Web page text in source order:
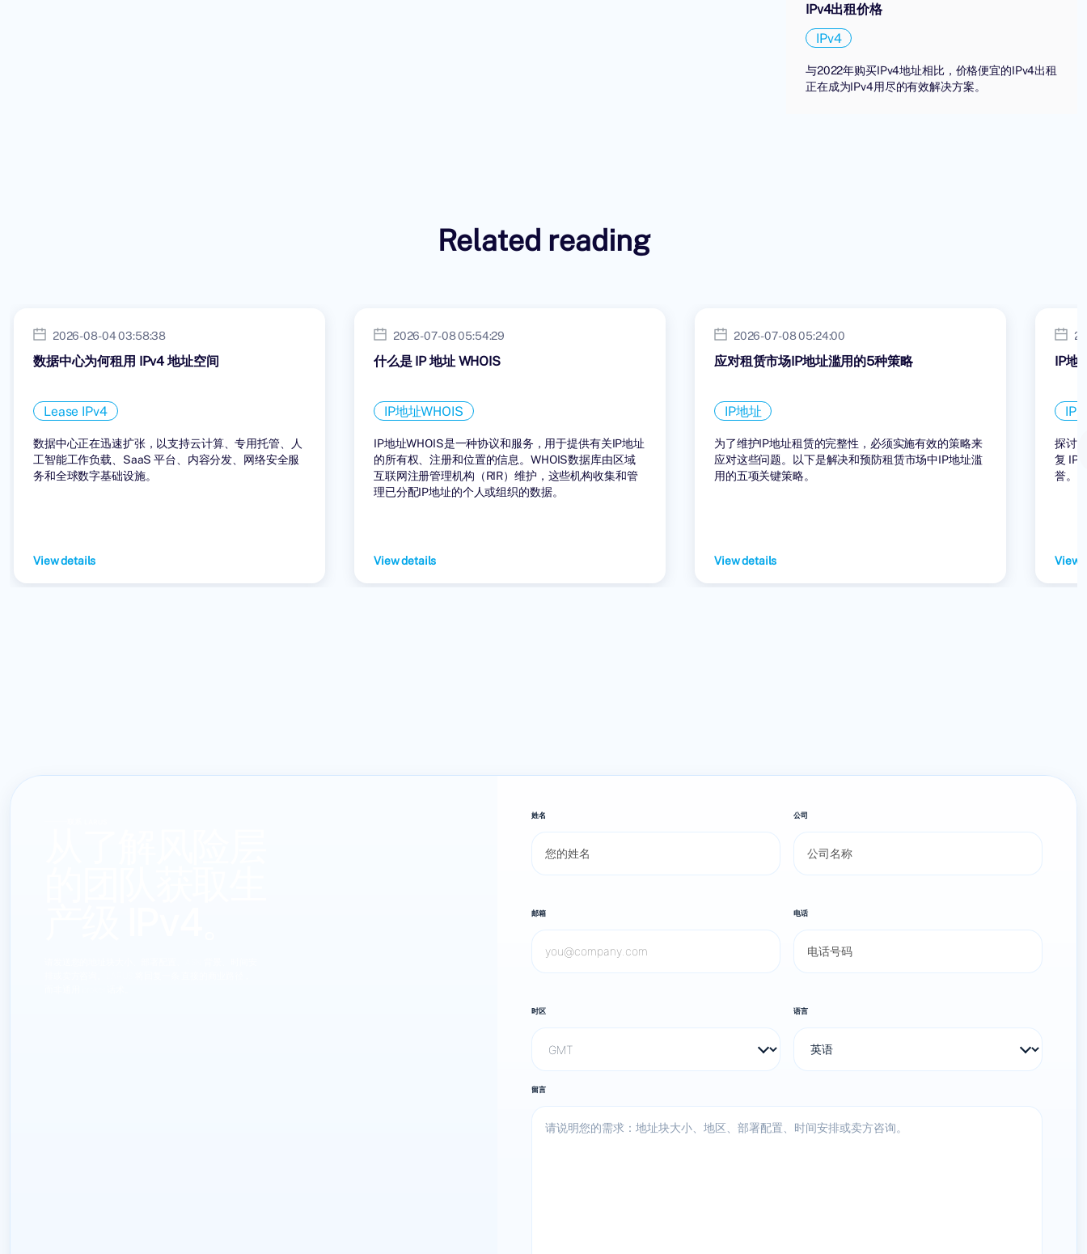
IPv4出租价格
IPv4
与2022年购买IPv4地址相比，价格便宜的IPv4出租
正在成为IPv4用尽的有效解决方案。
Related reading
2026-08-04 03:58:38
数据中心为何租用 IPv4 地址空间
Lease IPv4
数据中心正在迅速扩张，以支持云计算、专用托管、人
工智能工作负载、SaaS 平台、内容分发、网络安全服
务和全球数字基础设施。
View details
2026-07-08 05:54:29
什么是 IP 地址 WHOIS
IP地址WHOIS
IP地址WHOIS是一种协议和服务，用于提供有关IP地址
的所有权、注册和位置的信息。WHOIS数据库由区域
互联网注册管理机构（RIR）维护，这些机构收集和管
理已分配IP地址的个人或组织的数据。
View details
2026-07-08 05:24:00
应对租赁市场IP地址滥用的5种策略
IP地址
为了维护IP地址租赁的完整性，必须实施有效的策略来
应对这些问题。以下是解决和预防租赁市场中IP地址滥
用的五项关键策略。
View details
IP地
IP
探讨
复 IP
誉。
View
姓名 公司
邮箱 电话
时区 语言
留言